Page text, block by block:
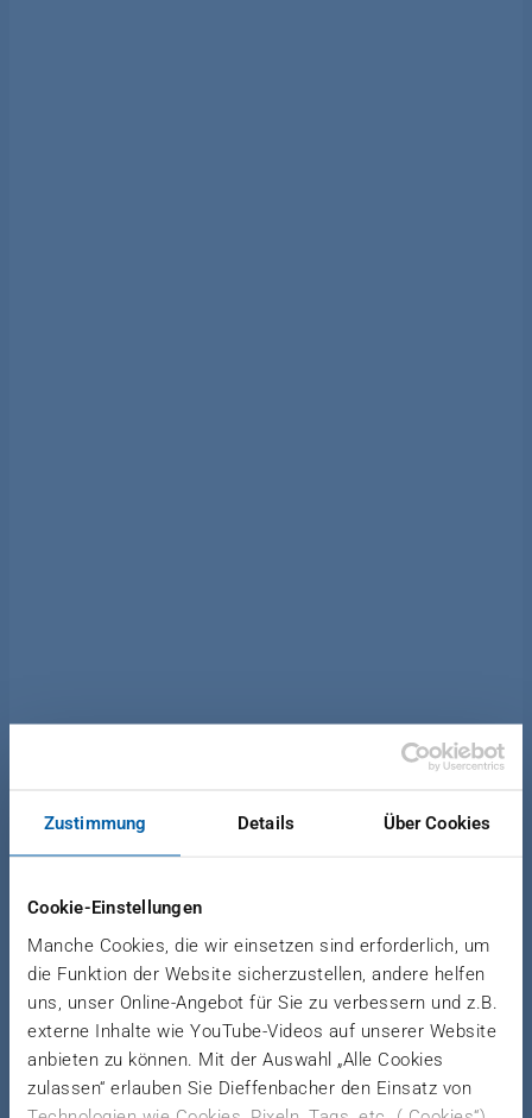
Zustimmung Details Über Cookies
Cookie-Einstellungen
Manche Cookies, die wir einsetzen sind erforderlich, um
die Funktion der Website sicherzustellen, andere helfen
uns, unser Online-Angebot für Sie zu verbessern und z.B.
externe Inhalte wie YouTube-Videos auf unserer Website
anbieten zu können. Mit der Auswahl „Alle Cookies
zulassen“ erlauben Sie Dieffenbacher den Einsatz von
ERFOLGREICHE
FORTSETZUNG: STARKE
RESONANZ AUF ZWEITES
DIEFFENBACHER-
TECHNOLOGIE-SYMPOSIUM
Mehr als 100 Teilnehmende aus der
weltweiten Holzwerkstoffindustrie